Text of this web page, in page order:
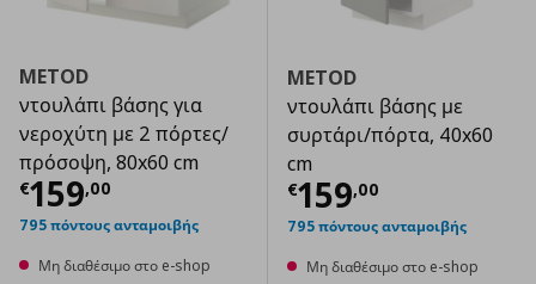
METOD
ντουλάπι βάσης για
νεροχύτη με 2 πόρτες/
πρόσοψη, 80x60 cm
€159,00
Τρέχουσα τιμή € 159,00
795 πόντους ανταμοιβής
Μη διαθέσιμο στο e-shop
METOD
ντουλάπι βάσης με
συρτάρι/πόρτα, 40x60
cm
€159,00
Τρέχουσα
795 πόντους ανταμοιβής
Μη διαθέσιμο στο e-shop